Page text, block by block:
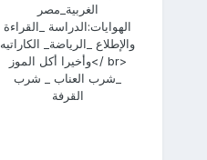
الغربية_مصر
الهوايات:الدراسة _القراءة
والإطلاع _الرياضة_ الكاراتيه
<br />وأخيرا أكل الموز
_شرب العناب _ شرب
القرفة